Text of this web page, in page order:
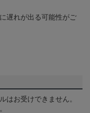
遅れが出る可能性がご
はお受けできません。